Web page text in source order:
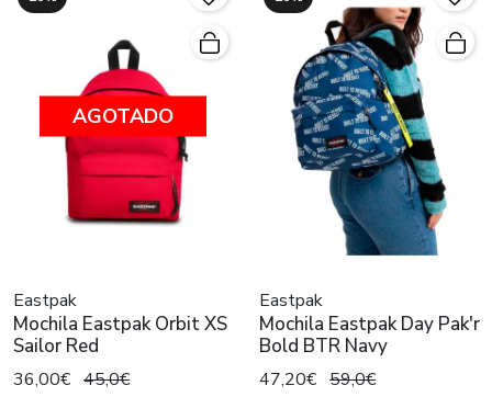
AGOTADO
Eastpak
Mochila Eastpak Orbit XS
Sailor Red
36,00€ 45,0€
Eastpak
Mochila Eastpak Day Pak'r
Bold BTR Navy
47,20€ 59,0€